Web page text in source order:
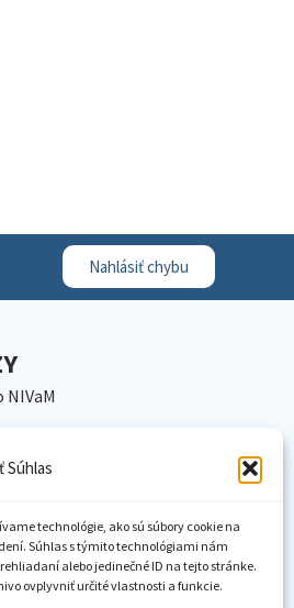
Súhlas
technológie, ako sú súbory cookie na
Súhlas s týmito technológiami nám
alebo jedinečné ID na tejto stránke.
ovplyvniť určité vlastnosti a funkcie.
Nahlásiť chybu